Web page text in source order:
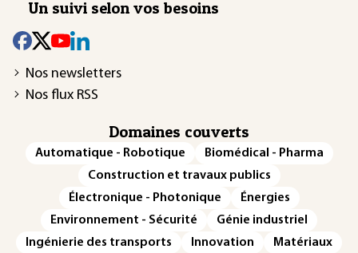
Un suivi selon vos besoins
Nos newsletters
Nos flux RSS
Domaines couverts
Automatique - Robotique
Biomédical - Pharma
Construction et travaux publics
Électronique - Photonique
Énergies
Environnement - Sécurité
Génie industriel
Ingénierie des transports
Innovation
Matériaux